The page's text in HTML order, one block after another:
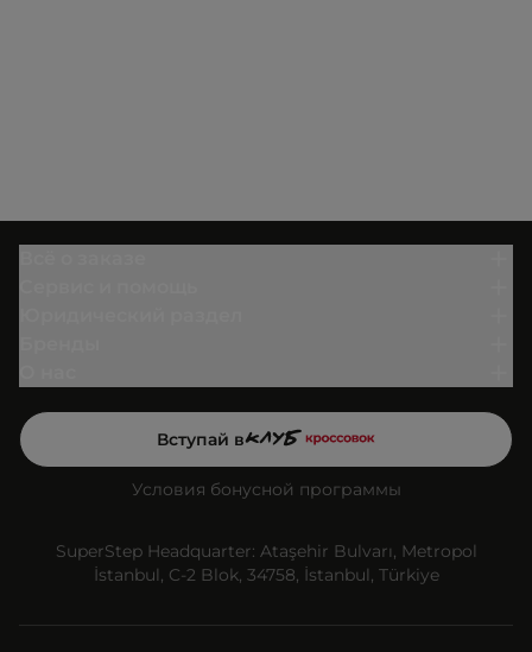
Вступай в
Условия бонусной программы
SuperStep Headquarter: Ataşehir Bulvarı, Metropol
İstanbul, C-2 Blok, 34758, İstanbul, Türkiye